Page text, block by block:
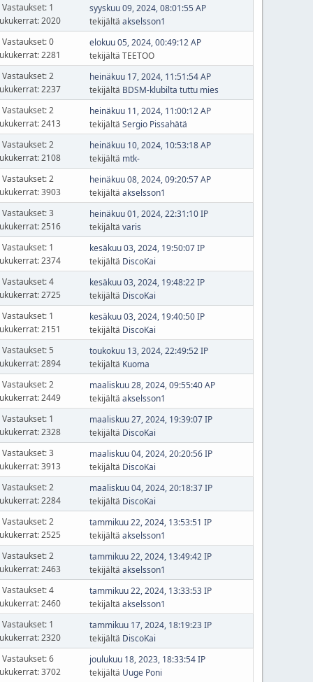
Vastaukset: 1
2020
syyskuu 09, 2024, 08:01:55 AP
tekijältä akselsson1
Vastaukset: 0
2281
elokuu 05, 2024, 00:49:12 AP
tekijältä TEETOO
Vastaukset: 2
2237
heinäkuu 17, 2024, 11:51:54 AP
tekijältä BDSM-klubilta tuttu mies
Vastaukset: 2
2413
heinäkuu 11, 2024, 11:00:12 AP
tekijältä Sergio Pissahätä
Vastaukset: 2
2108
heinäkuu 10, 2024, 10:53:18 AP
tekijältä mtk-
Vastaukset: 2
3903
heinäkuu 08, 2024, 09:20:57 AP
tekijältä akselsson1
Vastaukset: 3
2516
heinäkuu 01, 2024, 22:31:10 IP
tekijältä varis
Vastaukset: 1
2374
kesäkuu 03, 2024, 19:50:07 IP
tekijältä DiscoKai
Vastaukset: 4
2725
kesäkuu 03, 2024, 19:48:22 IP
tekijältä DiscoKai
Vastaukset: 1
2151
kesäkuu 03, 2024, 19:40:50 IP
tekijältä DiscoKai
Vastaukset: 5
2894
toukokuu 13, 2024, 22:49:52 IP
tekijältä Kuoma
Vastaukset: 2
2449
maaliskuu 28, 2024, 09:55:40 AP
tekijältä akselsson1
Vastaukset: 1
2328
maaliskuu 27, 2024, 19:39:07 IP
tekijältä DiscoKai
Vastaukset: 3
3913
maaliskuu 04, 2024, 20:20:56 IP
tekijältä DiscoKai
Vastaukset: 2
2284
maaliskuu 04, 2024, 20:18:37 IP
tekijältä DiscoKai
Vastaukset: 2
2525
tammikuu 22, 2024, 13:53:51 IP
tekijältä akselsson1
Vastaukset: 2
2463
tammikuu 22, 2024, 13:49:42 IP
tekijältä akselsson1
Vastaukset: 4
2460
tammikuu 22, 2024, 13:33:53 IP
tekijältä akselsson1
Vastaukset: 1
2320
tammikuu 17, 2024, 18:19:23 IP
tekijältä DiscoKai
Vastaukset: 6
3702
joulukuu 18, 2023, 18:33:54 IP
tekijältä Uuge Poni